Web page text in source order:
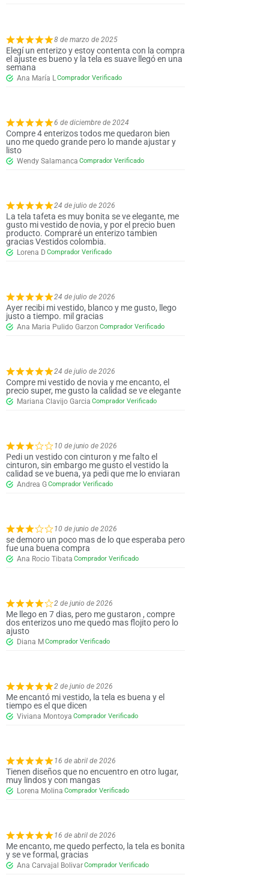
8 de marzo de 2025
Elegí un enterizo y estoy contenta con la compra
el ajuste es bueno y la tela es suave llegó en una
semana
Ana María L
6 de diciembre de 2024
Compre 4 enterizos todos me quedaron bien
uno me quedo grande pero lo mande ajustar y
listo
Wendy Salamanca
24 de julio de 2026
La tela tafeta es muy bonita se ve elegante, me
gusto mi vestido de novia, y por el precio buen
producto. Compraré un enterizo tambien
gracias Vestidos colombia.
Lorena D
24 de julio de 2026
Ayer recibi mi vestido, blanco y me gusto, llego
justo a tiempo. mil gracias
Ana Maria Pulido Garzon
24 de julio de 2026
Compre mi vestido de novia y me encanto, el
precio super, me gusto la calidad se ve elegante
Mariana Clavijo Garcia
10 de junio de 2026
Pedi un vestido con cinturon y me falto el
cinturon, sin embargo me gusto el vestido la
calidad se ve buena, ya pedi que me lo enviaran
Andrea G
10 de junio de 2026
se demoro un poco mas de lo que esperaba pero
fue una buena compra
Ana Rocio Tibata
2 de junio de 2026
Me llego en 7 dias, pero me gustaron , compre
dos enterizos uno me quedo mas flojito pero lo
ajusto
Diana M
2 de junio de 2026
Me encantó mi vestido, la tela es buena y el
tiempo es el que dicen
Viviana Montoya
16 de abril de 2026
Tienen diseños que no encuentro en otro lugar,
muy lindos y con mangas
Lorena Molina
16 de abril de 2026
Me encanto, me quedo perfecto, la tela es bonita
y se ve formal, gracias
Ana Carvajal Bolivar